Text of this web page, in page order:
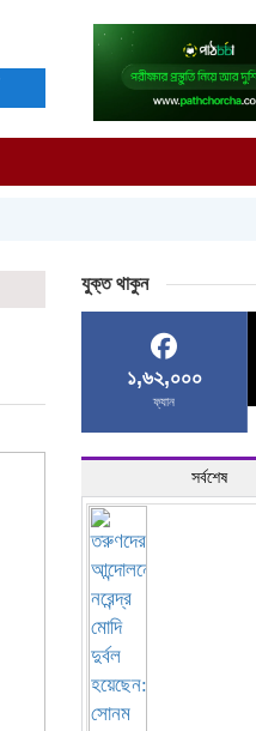
যুক্ত থাকুন
১,৬২,০০০
ফ্যান
সর্বশেষ